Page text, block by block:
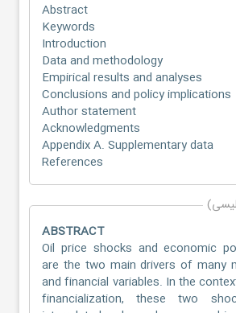
Abstract
Keywords
Introduction
Data and methodology
Empirical results and analyses
Conclusions and policy implications
Author statement
Acknowledgments
Appendix A. Supplementary data
References
ABSTRACT
Oil price shocks and economic
are the two main drivers of many
and financial variables. In the
financialization, these two